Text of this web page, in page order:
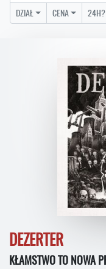
DZIAŁ CENA 24H?
DEZERTER
KŁAMSTWO TO NOWA